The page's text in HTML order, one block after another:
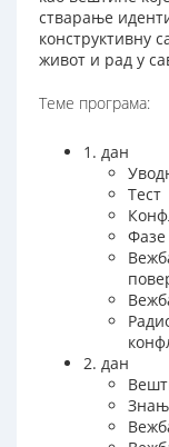
стварање
конструктивну
живот и рад у
Теме програма:
1. дан
Тест
Фазе
2. дан